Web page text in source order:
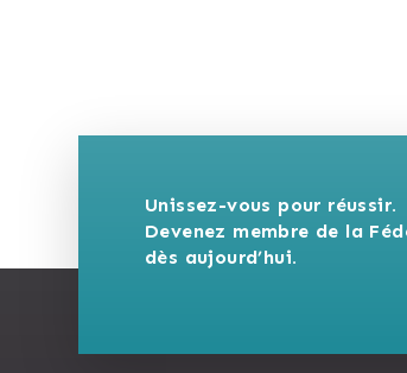
Unissez-vous pour réussir.
Devenez membre de la
dès aujourd’hui.